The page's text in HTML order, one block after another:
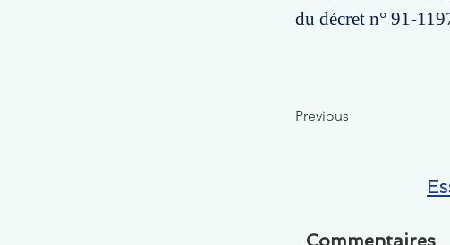
du décret n° 91-
Previous
Commentaires